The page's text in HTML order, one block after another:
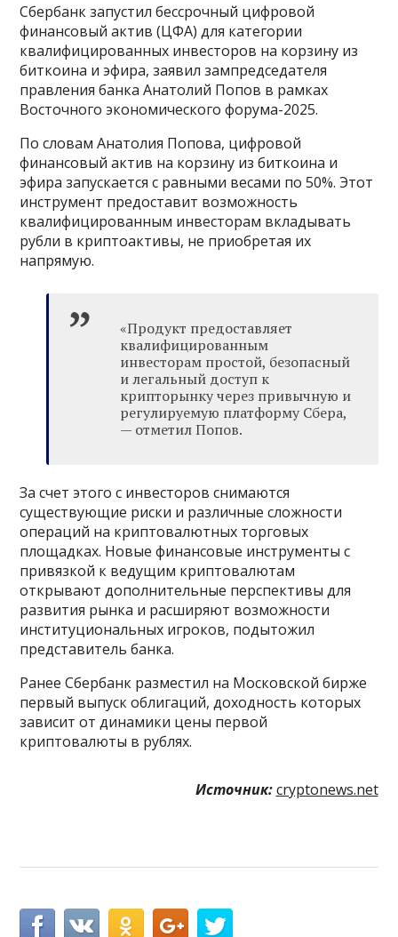
Сбербанк запустил бессрочный цифровой
финансовый актив (ЦФА) для категории
квалифицированных инвесторов на корзину из
биткоина и эфира, заявил зампредседателя
правления банка Анатолий Попов в рамках
Восточного экономического форума-2025.
По словам Анатолия Попова, цифровой
финансовый актив на корзину из биткоина и
эфира запускается с равными весами по 50%. Этот
инструмент предоставит возможность
квалифицированным инвесторам вкладывать
рубли в криптоактивы, не приобретая их
напрямую.
«Продукт предоставляет
квалифицированным
инвесторам простой, безопасный
и легальный доступ к
крипторынку через привычную и
регулируемую платформу Сбера,
— отметил Попов.
За счет этого с инвесторов снимаются
существующие риски и различные сложности
операций на криптовалютных торговых
площадках. Новые финансовые инструменты с
привязкой к ведущим криптовалютам
открывают дополнительные перспективы для
развития рынка и расширяют возможности
институциональных игроков, подытожил
представитель банка.
Ранее Сбербанк разместил на Московской бирже
первый выпуск облигаций, доходность которых
зависит от динамики цены первой
криптовалюты в рублях.
Источник: cryptonews.net